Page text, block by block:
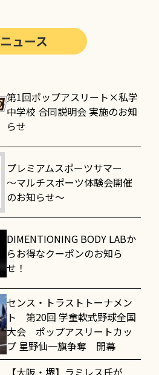
ニュース
第1回ポップアスリート×私学
中学校 合同説明会 実施のお知
らせ
プレミアムスポーツサマー
～マルチスポーツ体験会開催
のお知らせ～
DIMENTIONING BODY LABか
らお得なクーポンのお知ら
せ！
センス・トラストトーナメン
ト 第20回 学童軟式野球全国
大会 ポップアスリートカッ
プ 星野仙一旗争奪 開幕